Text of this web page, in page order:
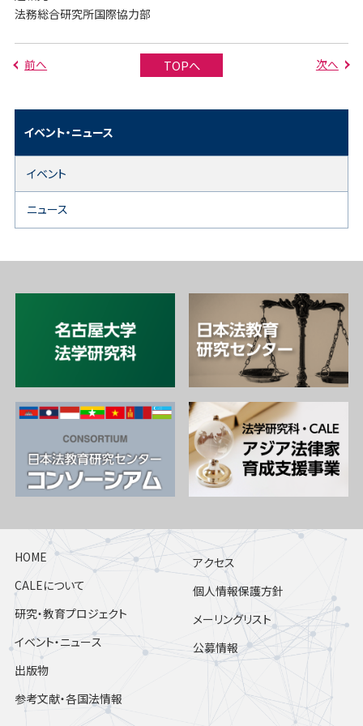
法務総合研究所国際協力部
前へ TOPへ 次へ
イベント・ニュース
イベント
ニュース
HOME
CALEについて
研究・教育プロジェクト
イベント・ニュース
出版物
参考文献・各国法情報
アクセス
個人情報保護方針
メーリングリスト
公募情報